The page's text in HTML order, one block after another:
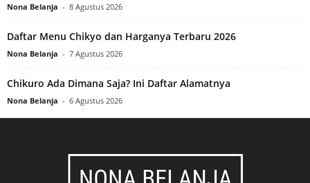
Nona Belanja - 8 Agustus 2026
Daftar Menu Chikyo dan Harganya Terbaru 2026
Nona Belanja - 7 Agustus 2026
Chikuro Ada Dimana Saja? Ini Daftar Alamatnya
Nona Belanja - 6 Agustus 2026